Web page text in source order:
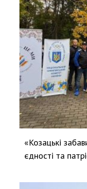
«Козацькі
єдності та